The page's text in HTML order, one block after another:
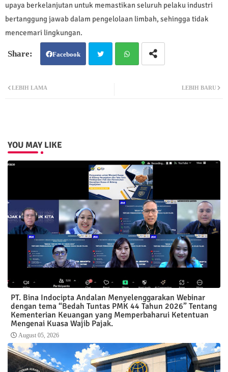
upaya berkelanjutan untuk memastikan seluruh pelaku industri
bertanggung jawab dalam pengelolaan limbah, sehingga tidak
mencemari lingkungan.
Facebook
LEBIH BARU
LEBIH LAMA
YOU MAY LIKE
PT. Bina Indocipta Andalan Menyelenggarakan Webinar
dengan tema “Bedah Tuntas PMK 44 Tahun 2026” Tentang
Kementerian Keuangan yang Memperbaharui Ketentuan
Mengenai Kuasa Wajib Pajak.
August 05, 2026